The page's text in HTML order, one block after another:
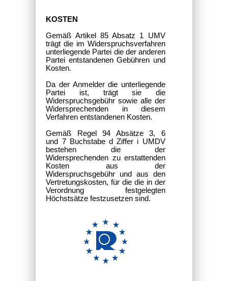
KOSTEN
Gemäß Artikel 85 Absatz 1 UMV
trägt die im Widerspruchsverfahren
unterliegende Partei die der anderen
Partei entstandenen Gebühren und
Kosten.
Da der Anmelder die unterliegende
Partei ist, trägt sie die
Widerspruchsgebühr sowie alle der
Widersprechenden in diesem
Verfahren entstandenen Kosten.
Gemäß Regel 94 Absätze 3, 6
und 7 Buchstabe d Ziffer i UMDV
bestehen die der
Widersprechenden zu erstattenden
Kosten aus der
Widerspruchsgebühr und aus den
Vertretungskosten, für die die in der
Verordnung festgelegten
Höchstsätze festzusetzen sind.